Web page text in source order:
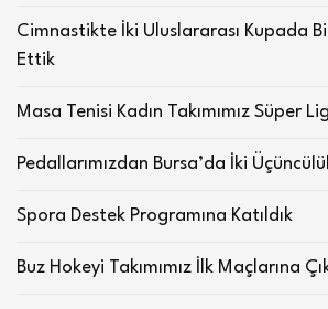
Cimnastikte İki Uluslararası Kupada
Ettik
Masa Tenisi Kadın Takımımız Süper
Pedallarımızdan Bursa’da İki
Spora Destek Programına Katıldık
Buz Hokeyi Takımımız İlk Maçlarına